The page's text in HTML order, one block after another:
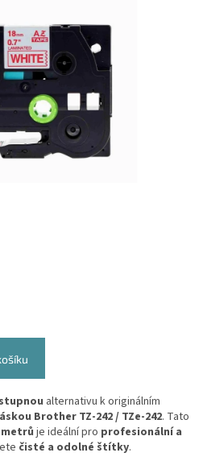
alternativu k originálním
Brother TZ-242 / TZe-242. Tato
metrů je ideální pro profesionální a
čisté a odolné štítky.